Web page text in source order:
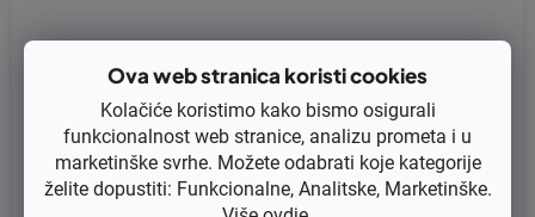
Ova web stranica koristi cookies
Kolačiće koristimo kako bismo osigurali
funkcionalnost web stranice, analizu prometa i u
marketinške svrhe. Možete odabrati koje kategorije
želite dopustiti: Funkcionalne, Analitske, Marketinške.